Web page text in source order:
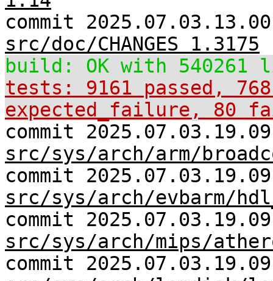
commit
src/doc/CHANGES 1.3175
build: OK with 540261
tests: 9161 passed,
expected_failure, 80
commit
src/sys/arch/arm/
commit
src/sys/arch/evbarm/
commit
src/sys/arch/mips/
commit